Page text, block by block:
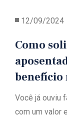
12/09/2024
Como
benefício
Você já ouviu
com um valor